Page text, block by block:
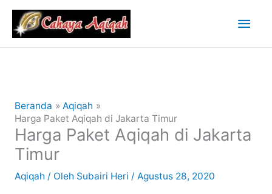
Lewati
konten
Beranda
Aqiqah
Harga Paket Aqiqah di Jakarta Timur
Harga Paket Aqiqah di Jakarta
Timur
Aqiqah / Oleh Subairi Heri / Agustus 28, 2020